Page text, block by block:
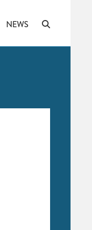
NEWS